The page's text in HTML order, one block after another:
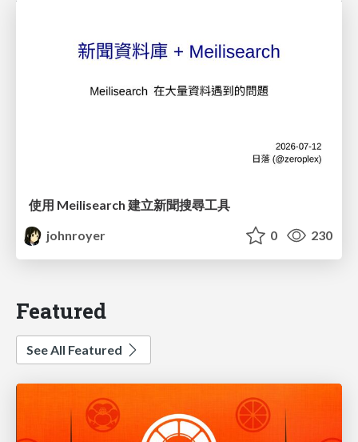
使用 Meilisearch 建立新聞搜尋工具
johnroyer
0 230
Featured
See All Featured